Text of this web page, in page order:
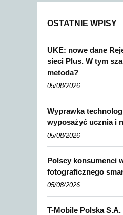
OSTATNIE WPISY
UKE: nowe dane
sieci Plus. W tym
metoda?
05/08/2026
Wyprawka
wyposażyć ucznia i
05/08/2026
Polscy konsumenci
fotograficznego
05/08/2026
T-Mobile Polska